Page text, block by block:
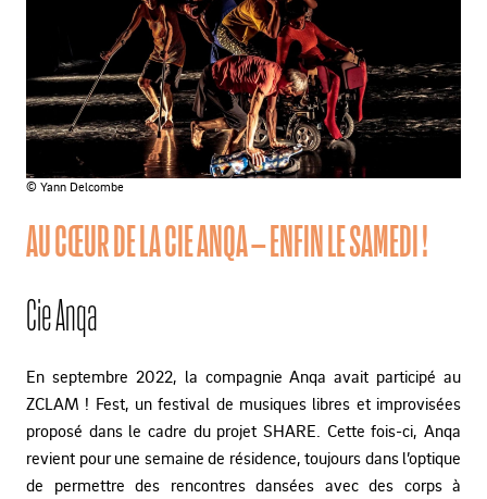
© Yann Delcombe
AU CŒUR DE LA CIE ANQA – ENFIN LE SAMEDI !
Cie Anqa
En septembre 2022, la compagnie Anqa avait participé au
ZCLAM ! Fest, un festival de musiques libres et improvisées
proposé dans le cadre du projet SHARE. Cette fois-ci, Anqa
revient pour une semaine de résidence, toujours dans l’optique
de permettre des rencontres dansées avec des corps à